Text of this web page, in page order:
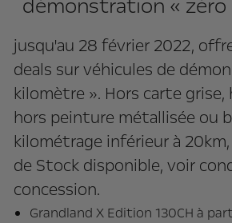
démonstration «
jusqu'au 28 février 2022,
deals sur véhicules de
kilomètre ». Hors carte grise,
hors peinture métallisée ou
kilométrage inférieur à
de Stock disponible, voir
concession.
Grandland X Edition 130CH à